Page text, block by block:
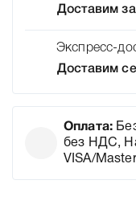
Доставим
Экспресс-
Доставим
Оплата:
без НДС,
VISA/